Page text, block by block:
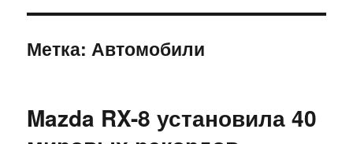
Метка:Автомобили
Mazda RX-8 установила 40